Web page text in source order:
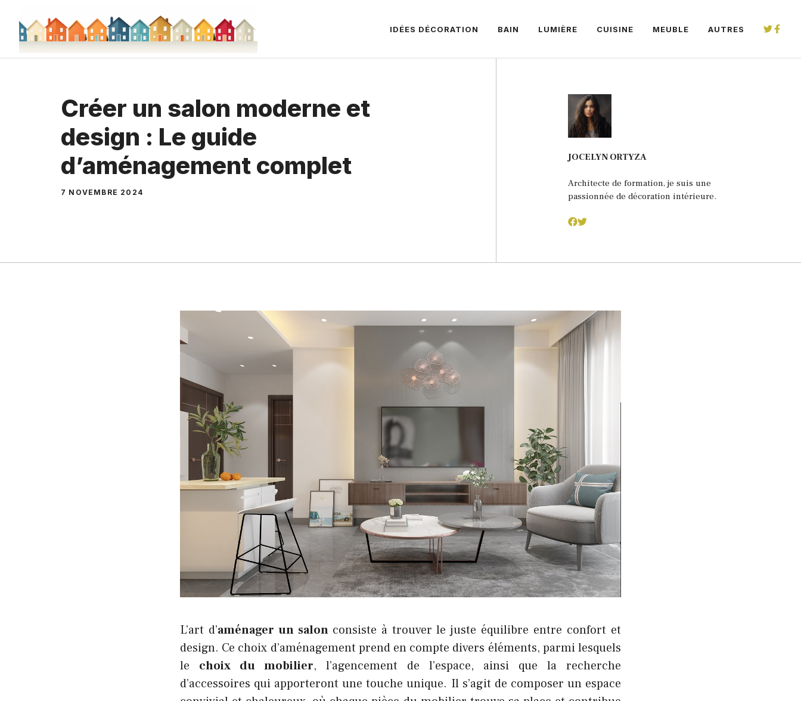
contenu
IDÉES DÉCORATION BAIN LUMIÈRE CUISINE MEUBLE AUTRES
Créer un salon moderne et
design : Le guide
d’aménagement complet
7 NOVEMBRE 2024
JOCELYN ORTYZA
Architecte de formation, je suis une
passionnée de décoration intérieure.
L’art d’aménager un salon consiste à trouver le juste équilibre entre confort et
design. Ce choix d’aménagement prend en compte divers éléments, parmi lesquels
le choix du mobilier, l’agencement de l’espace, ainsi que la recherche
d’accessoires qui apporteront une touche unique. Il s’agit de composer un espace